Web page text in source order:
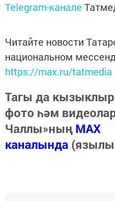
Telegram-канале
Читайте новости
национальном
https://max.ru/tatmedia
Тагы да
фото һәм
Чаллы»ныңMAX
каналында